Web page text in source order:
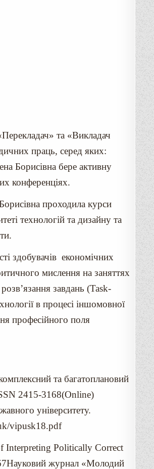
та «Викладач
праць, серед яких:
Борисівна бере активну
конференціях.
проходила курси
технологій та дизайну та
здобувачів економічних
мислення на заняттях
завдань (Task-
в процесі іншомовної
професійного поля
та багатоплановий
2415-3168(Online)
університету.
vipusk18.pdf
Interpreting Politically Correct
журнал «Молодий